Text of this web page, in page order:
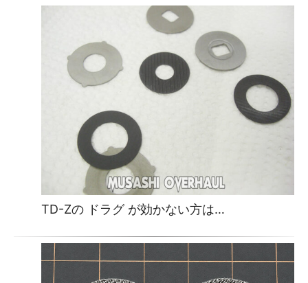
TD-Zの ドラグ が効かない方は…